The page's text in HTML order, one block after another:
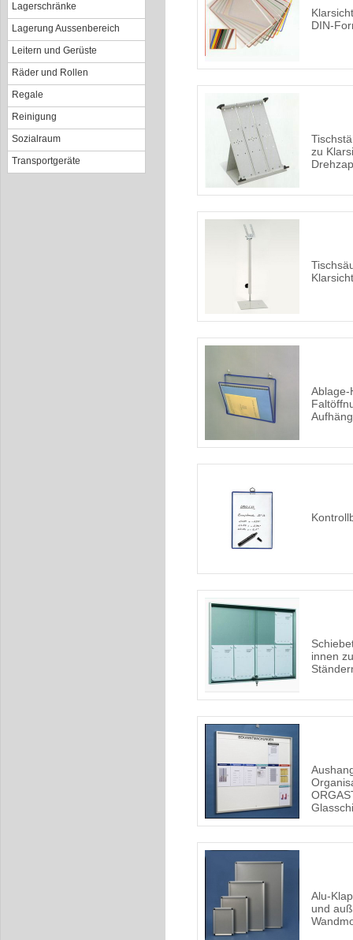
Lagerschränke
Lagerung Aussenbereich
Leitern und Gerüste
Räder und Rollen
Regale
Reinigung
Sozialraum
Transportgeräte
DIN-
zu
Ablage-
innen
Alu-
und